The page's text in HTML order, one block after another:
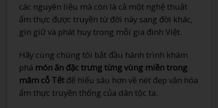
các nguyên liệu mà còn là cả một nghệ thuật
ẩm thực được truyền từ đời này sang đời khác,
gìn giữ và phát huy trong mỗi gia đình Việt.
Hãy cùng chúng tôi bắt đầu hành trình khám
phá món ăn đặc trưng từng vùng miền trong
mâm cỗ Tết để hiểu sâu hơn về nét đẹp văn hóa
ẩm thực truyền thống của dân tộc ta.